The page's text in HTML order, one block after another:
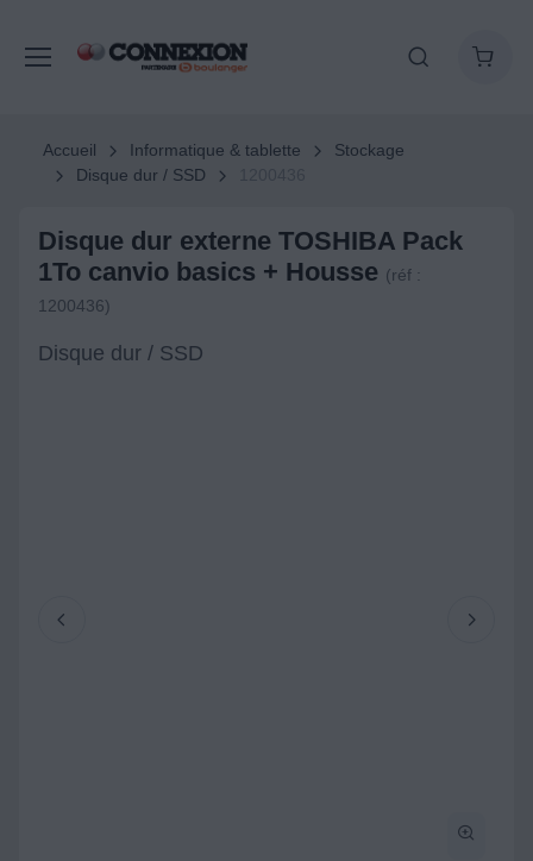
Accueil Informatique & tablette
Stockage
Disque dur / SSD
Disque dur externe TOSHIBA Pack
1To canvio basics + Housse (réf :
1200436)
Disque dur / SSD